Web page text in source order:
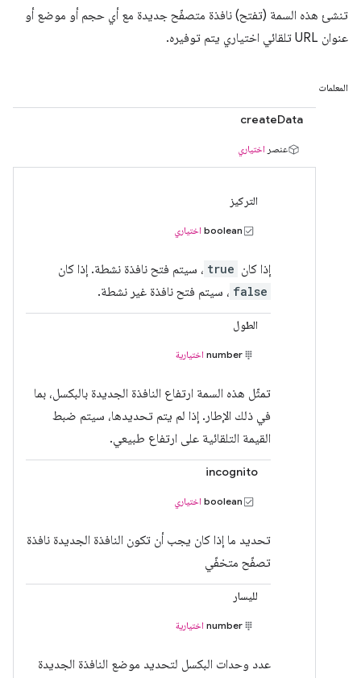
تنشئ هذه السمة (تفتح) نافذة متصفّح جديدة مع أي حجم أو موضع أو
عنوان URL تلقائي اختياري يتم توفيره.
المعلمات
createData
عنصر اختياري
التركيز
boolean اختياري
إذا كان true ، سيتم فتح نافذة نشطة. إذا كان
false ، سيتم فتح نافذة غير نشطة.
الطول
number اختيارية
تمثّل هذه السمة ارتفاع النافذة الجديدة بالبكسل، بما
في ذلك الإطار. إذا لم يتم تحديدها، سيتم ضبط
القيمة التلقائية على ارتفاع طبيعي.
incognito
boolean اختياري
تحديد ما إذا كان يجب أن تكون النافذة الجديدة نافذة
تصفّح متخفّي
لليسار
number اختيارية
عدد وحدات البكسل لتحديد موضع النافذة الجديدة